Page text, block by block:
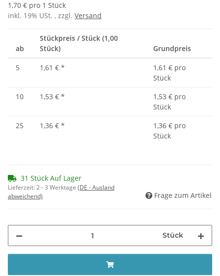
1,70 € pro 1 Stück
inkl. 19% USt. , zzgl. Versand
ab
Stückpreis / Stück (1,00
Stück)
Grundpreis
5 1,61 € *
1,61 € pro
Stück
10
1,53 € *
1,53 € pro
Stück
25
1,36 € *
1,36 € pro
Stück
31 Stück Auf Lager
Lieferzeit:2 - 3 Werktage (DE - Ausland
abweichend)
Frage zum Artikel
Stück